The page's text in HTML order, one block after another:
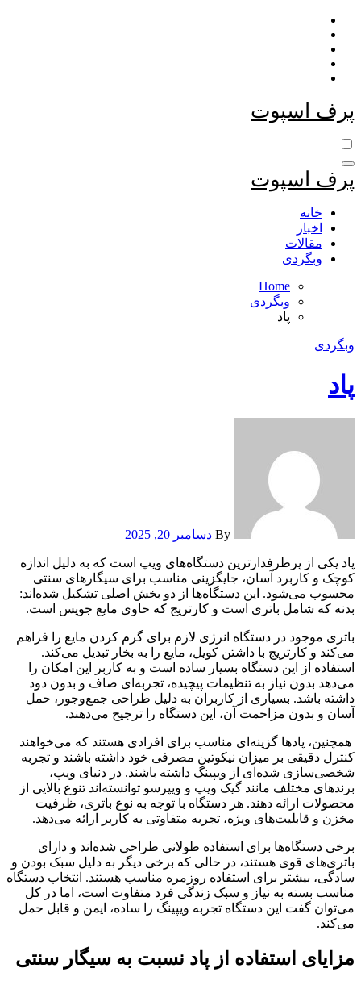
Skip
content
پرف اسپوت
پرف اسپوت
خانه
اخبار
مقالات
وبگردی
Home
وبگردی
پاد
وبگردی
پاد
دسامبر 20, 2025
پاد یکی از پرطرفدارترین دستگاه‌های ویپ است که به دلیل اندازه
کوچک و کاربرد آسان، جایگزینی مناسب برای سیگارهای سنتی
محسوب می‌شود. این دستگاه‌ها از دو بخش اصلی تشکیل شده‌اند:
بدنه که شامل باتری است و کارتریج که حاوی مایع جویس است.
باتری موجود در دستگاه انرژی لازم برای گرم کردن مایع را فراهم
می‌کند و کارتریج با داشتن کویل، مایع را به بخار تبدیل می‌کند.
استفاده از این دستگاه بسیار ساده است و به کاربر این امکان را
می‌دهد بدون نیاز به تنظیمات پیچیده، تجربه‌ای صاف و بدون دود
داشته باشد. بسیاری از کاربران به دلیل طراحی جمع‌وجور، حمل
آسان و بدون مزاحمت آن، این دستگاه را ترجیح می‌دهند.
همچنین، پادها گزینه‌ای مناسب برای افرادی هستند که می‌خواهند
کنترل دقیقی بر میزان نیکوتین مصرفی خود داشته باشند و تجربه
شخصی‌سازی شده‌ای از ویپینگ داشته باشند. در دنیای ویپ،
برندهای مختلف مانند گیک ویپ و ویپرسو توانسته‌اند تنوع بالایی از
محصولات ارائه دهند. هر دستگاه با توجه به نوع باتری، ظرفیت
مخزن و قابلیت‌های ویژه، تجربه متفاوتی به کاربر ارائه می‌دهد.
برخی دستگاه‌ها برای استفاده طولانی طراحی شده‌اند و دارای
باتری‌های قوی هستند، در حالی که برخی دیگر به دلیل سبک بودن و
سادگی، بیشتر برای استفاده روزمره مناسب هستند. انتخاب دستگاه
مناسب بسته به نیاز و سبک زندگی فرد متفاوت است، اما در کل
می‌توان گفت این دستگاه تجربه ویپینگ را ساده، ایمن و قابل حمل
می‌کند.
مزایای استفاده از پاد نسبت به سیگار سنتی